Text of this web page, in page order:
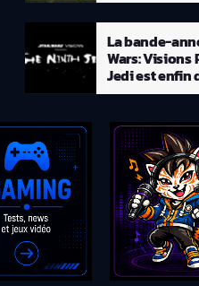
La bande-
Wars: Visions
Jedi est enfin